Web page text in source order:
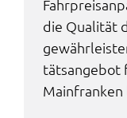
die Quali­tät
täts­an­ge­bot